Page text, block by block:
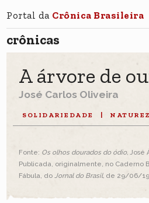
Portal da Crônica Brasileira
crônicas
A árvore de
José Carlos Oliveira
SOLIDARIEDADE
Fonte: Os olhos dourados do ódio,José
Publicada, originalmente, no Caderno
Fábula, doJornal do Brasil, de 29/06/